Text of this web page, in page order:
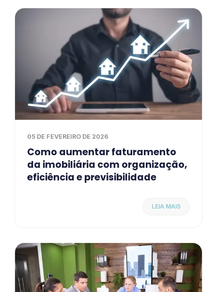
05 DE FEVEREIRO DE 2026
Como aumentar faturamento
da imobiliária com organização,
eficiência e previsibilidade
LEIA MAIS